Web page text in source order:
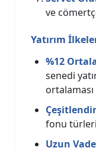
ve
Yatırım
%12
senedi
ortalaması
fonu
Uzun